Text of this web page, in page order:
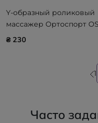
Y-образный роликовый
массажер Ортоспорт
039 OrtoSport
₴ 230
1
Часто